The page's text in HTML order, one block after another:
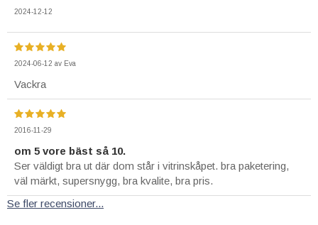
2024-12-12
2024-06-12 av Eva
Vackra
2016-11-29
om 5 vore bäst så 10.
Ser väldigt bra ut där dom står i vitrinskåpet. bra paketering,
väl märkt, supersnygg, bra kvalite, bra pris.
Se fler recensioner...